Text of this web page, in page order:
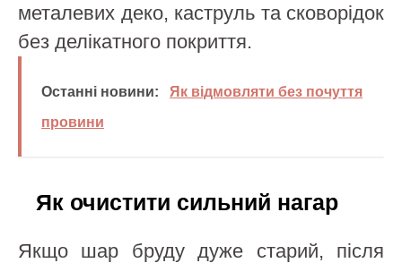
металевих деко, каструль та сковорідок
без делікатного покриття.
Останні новини:
Як відмовляти без почуття
провини
Як очистити сильний нагар
Якщо шар бруду дуже старий, після